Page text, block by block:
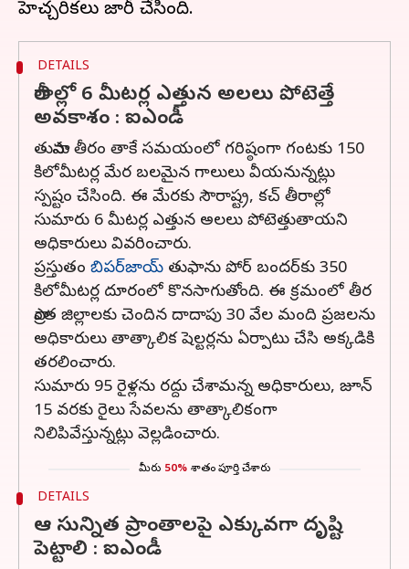
DETAILS
తీరాల్లో 6 మీటర్ల ఎత్తున అలలు పోటెత్తే
అవకాశం : ఐఎండీ
తుపాను తీరం తాకే సమయంలో గరిష్ఠంగా గంటకు 150
కిలోమీటర్ల మేర బలమైన గాలులు వీయనున్నట్లు
స్పష్టం చేసింది. ఈ మేరకు సౌరాష్ట్ర, కచ్‌ తీరాల్లో
సుమారు 6 మీటర్ల ఎత్తున అలలు పోటెత్తుతాయని
అధికారులు వివరించారు.
ప్రస్తుతం బిపర్‌జాయ్‌ తుఫాను పోర్‌ బందర్‌కు 350
కిలోమీటర్ల దూరంలో కొనసాగుతోంది. ఈ క్రమంలో తీర
ప్రాంత జిల్లాలకు చెందిన దాదాపు 30 వేల మంది ప్రజలను
అధికారులు తాత్కాలిక షెల్టర్లను ఏర్పాటు చేసి అక్కడికి
తరలించారు.
సుమారు 95 రైళ్లను రద్దు చేశామన్న అధికారులు, జూన్‌
15 వరకు రైలు సేవలను తాత్కాలికంగా
నిలిపివేస్తున్నట్లు వెల్లడించారు.
మీరు 50% శాతం పూర్తి చేశారు
DETAILS
ఆ సున్నిత ప్రాంతాలపై ఎక్కువగా దృష్టి
పెట్టాలి : ఐఎండీ